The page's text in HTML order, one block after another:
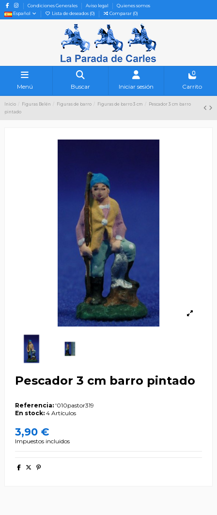
Condiciones Generales Aviso legal
Quienes somos
Español
Lista de deseados (0) Comparar (0)
Menú Buscar Iniciar sesión
0
Carrito
Inicio Figuras Belén Figuras de barro Figuras de barro 3 cm
Pescador 3 cm barro
pintado
Pescador 3 cm barro pintado
Referencia: '010pastor319
En stock: 4 Artículos
3,90 €
Impuestos incluidos